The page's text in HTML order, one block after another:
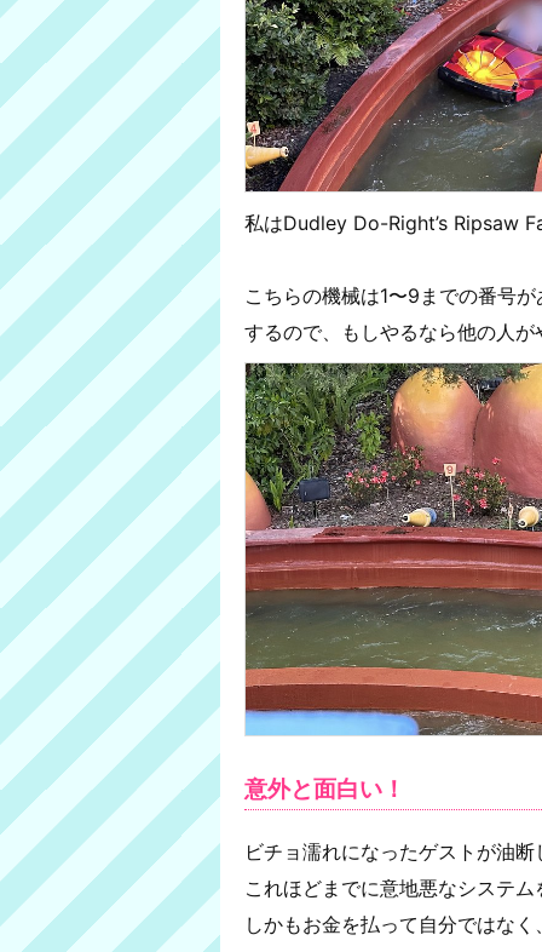
私はDudley Do-Right’s Ripsaw
こちらの機械は1〜9までの番号
するので、もしやるなら他の人
意外と面白い！
ビチョ濡れになったゲストが油
これほどまでに意地悪なシステ
しかもお金を払って自分ではな